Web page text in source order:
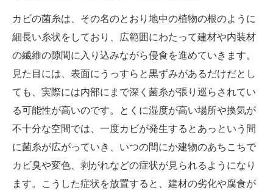
カビの菌糸は、その名のとおり地中の植物の根のように
細長い糸状をしており、広範囲にわたって建材や内装材
の繊維の隙間に入り込みながら侵食を進めていきます。
見た目には、表面にうっすらと黒ずみがあるだけだとし
ても、実際には内部にまで深く菌糸が張り巡らされてい
る可能性が高いのです。とくに湿度が高い場所や換気が
不十分な空間では、一度カビが発生するとあっという間
に菌糸が広がっていき、いつの間にか建物のあちこちで
カビ臭や変色、剥がれなどの症状が見られるようになり
ます。こうした症状を放置すると、建材の劣化や腐食が